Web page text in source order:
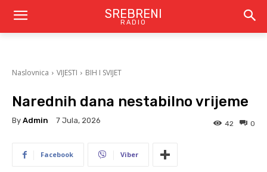
SREBRENI
RADIO
Naslovnica VIJESTI BIH I SVIJET
Narednih dana nestabilno vrijeme
By Admin 7 Jula, 2026 0
42
Facebook Viber